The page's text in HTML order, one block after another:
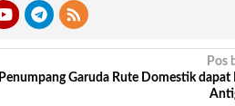
Pos
Penumpang Garuda Rute Domestik dapat